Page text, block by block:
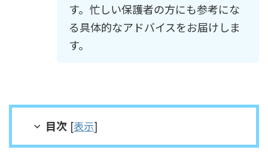
す。忙しい保護者の方にも参考にな
る具体的なアドバイスをお届けしま
す。
目次 [表示]